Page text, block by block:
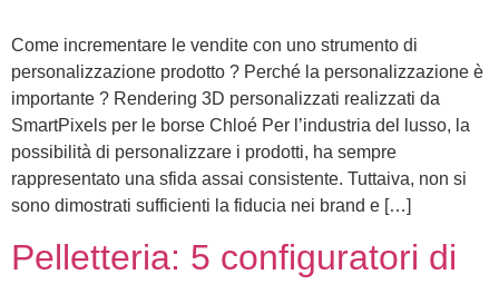
Come incrementare le vendite con uno strumento di
personalizzazione prodotto ? Perché la personalizzazione è
importante ? Rendering 3D personalizzati realizzati da
SmartPixels per le borse Chloé Per l’industria del lusso, la
possibilità di personalizzare i prodotti, ha sempre
rappresentato una sfida assai consistente. Tuttaiva, non si
sono dimostrati sufficienti la fiducia nei brand e […]
Pelletteria: 5 configuratori di